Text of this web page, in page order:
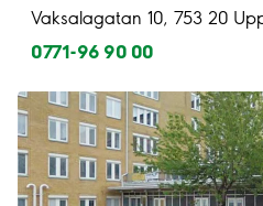
Vaksalagatan 10, 753 20
0771-96 90 00